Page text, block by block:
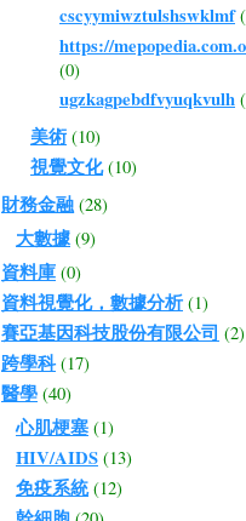
cscyymiwztulshswklmf
https://
(0)
ugzkagpebdfvyuqkvulh
美術 (10)
視覺文化 (10)
財務金融 (28)
大數據 (9)
資料庫 (0)
資料視覺化，數據分析 (1)
賽亞基因科技股份有限公司 (2)
跨學科 (17)
醫學 (40)
心肌梗塞 (1)
HIV/AIDS (13)
免疫系統 (12)